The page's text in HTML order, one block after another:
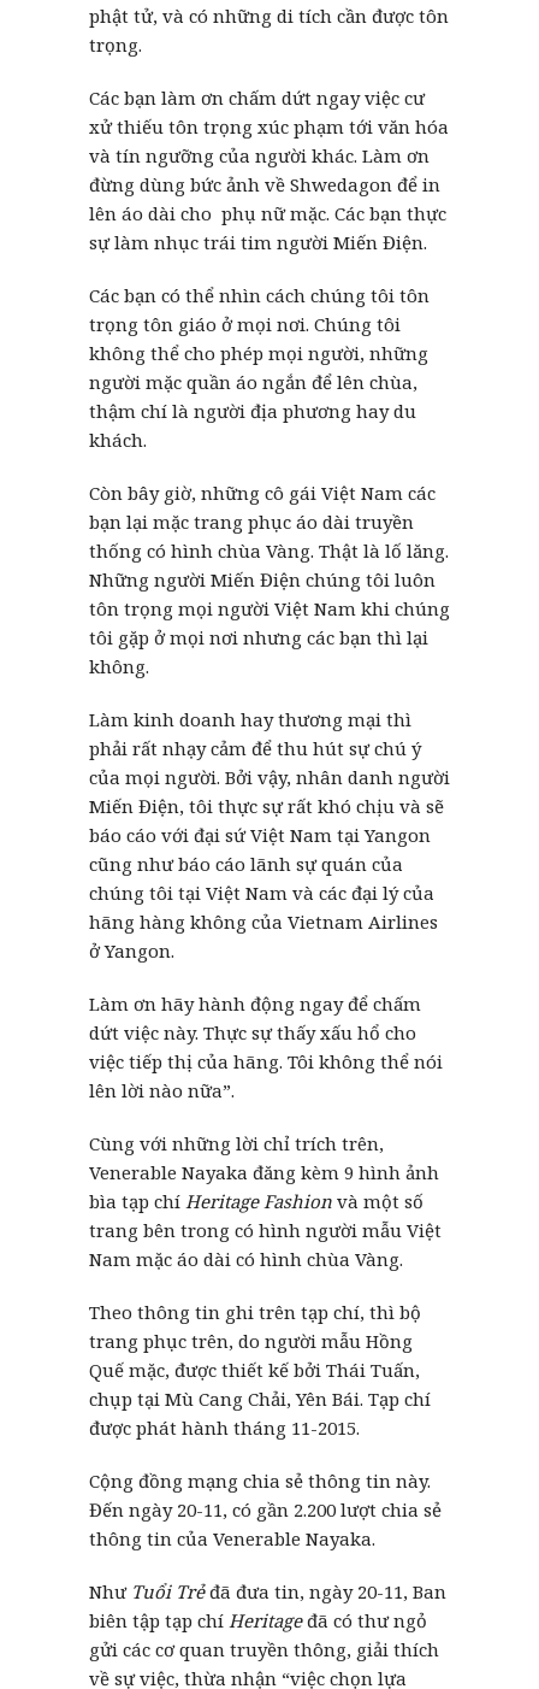
phật tử, và có những di tích cần được tôn
trọng.
Các bạn làm ơn chấm dứt ngay việc cư
xử thiếu tôn trọng xúc phạm tới văn hóa
và tín ngưỡng của người khác. Làm ơn
đừng dùng bức ảnh về Shwedagon để in
lên áo dài cho phụ nữ mặc. Các bạn thực
sự làm nhục trái tim người Miến Điện.
Các bạn có thể nhìn cách chúng tôi tôn
trọng tôn giáo ở mọi nơi. Chúng tôi
không thể cho phép mọi người, những
người mặc quần áo ngắn để lên chùa,
thậm chí là người địa phương hay du
khách.
Còn bây giờ, những cô gái Việt Nam các
bạn lại mặc trang phục áo dài truyền
thống có hình chùa Vàng. Thật là lố lăng.
Những người Miến Điện chúng tôi luôn
tôn trọng mọi người Việt Nam khi chúng
tôi gặp ở mọi nơi nhưng các bạn thì lại
không.
Làm kinh doanh hay thương mại thì
phải rất nhạy cảm để thu hút sự chú ý
của mọi người. Bởi vậy, nhân danh người
Miến Điện, tôi thực sự rất khó chịu và sẽ
báo cáo với đại sứ Việt Nam tại Yangon
cũng như báo cáo lãnh sự quán của
chúng tôi tại Việt Nam và các đại lý của
hãng hàng không của Vietnam Airlines
ở Yangon.
Làm ơn hãy hành động ngay để chấm
dứt việc này. Thực sự thấy xấu hổ cho
việc tiếp thị của hãng. Tôi không thể nói
lên lời nào nữa”.
Cùng với những lời chỉ trích trên,
Venerable Nayaka đăng kèm 9 hình ảnh
bìa tạp chí Heritage Fashion và một số
trang bên trong có hình người mẫu Việt
Nam mặc áo dài có hình chùa Vàng.
Theo thông tin ghi trên tạp chí, thì bộ
trang phục trên, do người mẫu Hồng
Quế mặc, được thiết kế bởi Thái Tuấn,
chụp tại Mù Cang Chải, Yên Bái. Tạp chí
được phát hành tháng 11-2015.
Cộng đồng mạng chia sẻ thông tin này.
Đến ngày 20-11, có gần 2.200 lượt chia sẻ
thông tin của Venerable Nayaka.
Như Tuổi Trẻđã đưa tin, ngày 20-11, Ban
biên tập tạp chí Heritageđã có thư ngỏ
gửi các cơ quan truyền thông, giải thích
về sự việc, thừa nhận “việc chọn lựa